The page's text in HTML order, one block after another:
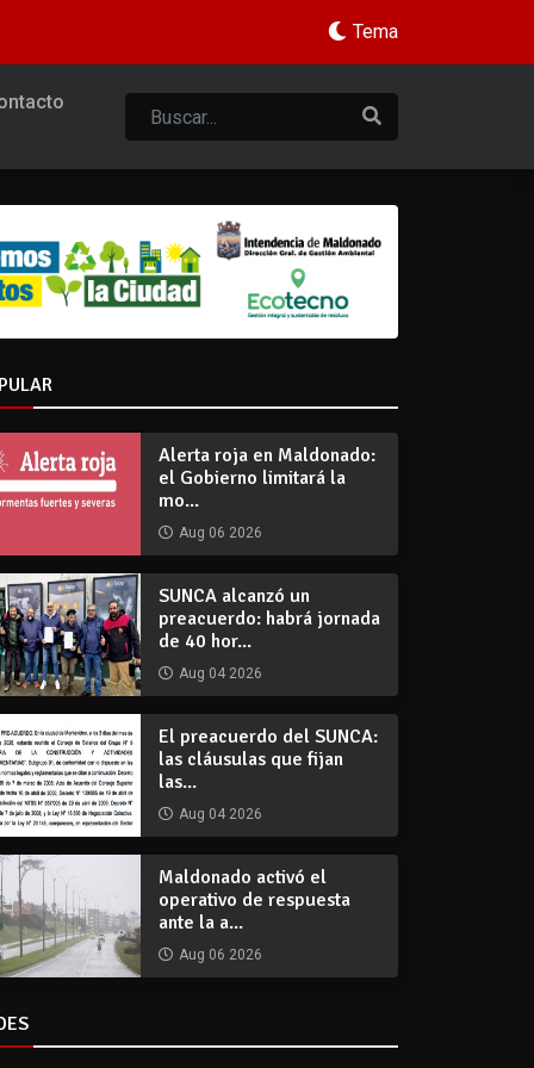
Tema
Alerta roja en Maldonado:
el Gobierno limitará la
mo...
Aug 06 2026
SUNCA alcanzó un
preacuerdo: habrá jornada
de 40 hor...
Aug 04 2026
El preacuerdo del SUNCA:
las cláusulas que fijan
las...
Aug 04 2026
Maldonado activó el
operativo de respuesta
ante la a...
Aug 06 2026